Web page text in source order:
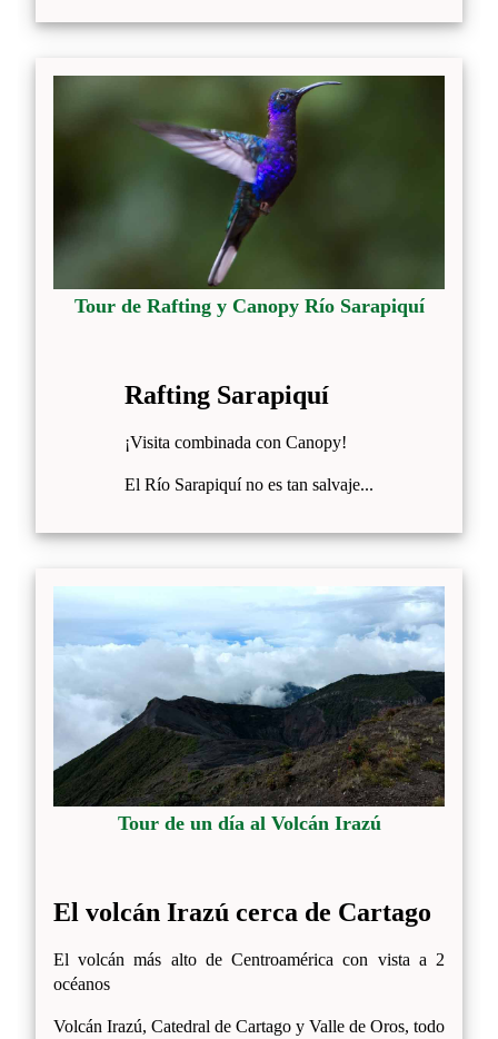
Tour de Rafting y Canopy Río Sarapiquí
Rafting Sarapiquí
¡Visita combinada con Canopy!
El Río Sarapiquí no es tan salvaje...
Tour de un día al Volcán Irazú
El volcán Irazú cerca de Cartago
El volcán más alto de Centroamérica con vista a 2
océanos
Volcán Irazú, Catedral de Cartago y Valle de Oros, todo